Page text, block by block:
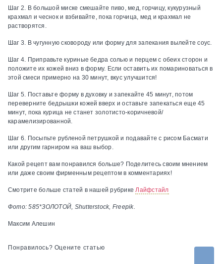
Шаг 2.
В большой миске смешайте пиво, мед, горчицу, кукурузный
крахмал и чеснок и взбивайте, пока горчица, мед и крахмал не
растворятся.
Шаг 3. В чугунную сковороду или форму для запекания вылейте соус.
Шаг 4. Приправьте куриные бедра солью и перцем с обеих сторон и
положите их кожей вниз в форму. Если оставить их помариноваться в
этой смеси примерно на 30 минут, вкус улучшится!
Шаг 5.
Поставьте форму в духовку и запекайте 45 минут, потом
переверните бедрышки кожей вверх и оставьте запекаться еще 45
минут, пока курица не станет золотисто-коричневой/
карамелизированной.
Шаг 6 . Посыпьте рубленой петрушкой и подавайте с рисом Басмати
или другим гарниром на ваш выбор.
Какой рецепт вам понравился больше? Поделитесь своим мнением
или даже своим фирменным рецептом в комментариях!
Смотрите больше статей в нашей рубрике Лайфстайл
Фото: 585*ЗОЛОТОЙ, Shutterstock, Freepik.
Максим Алешин
Понравилось? Оцените статью